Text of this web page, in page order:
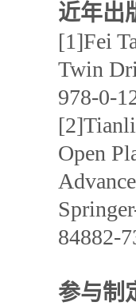
近年出
[1]Fei
Twin
978-0-
Open
84882-
参与制